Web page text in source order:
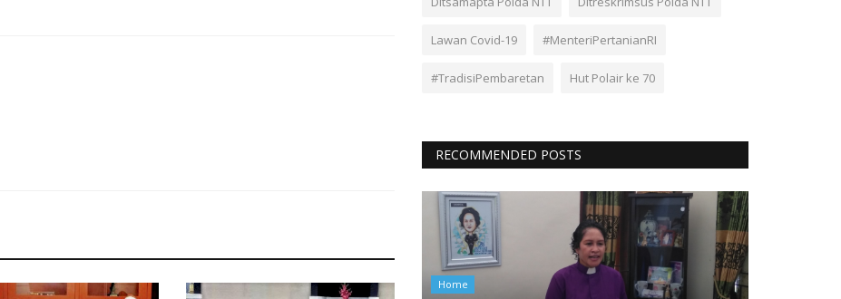
Lawan Covid-19 #MenteriPertanianRI
#TradisiPembaretan Hut Polair ke 70
RECOMMENDED POSTS
Home